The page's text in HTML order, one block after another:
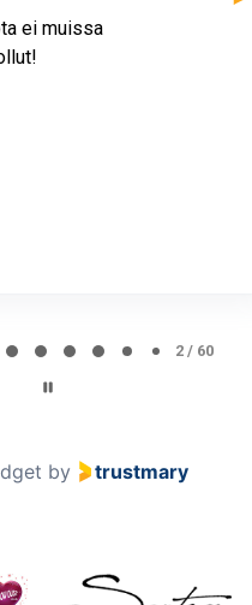
ei muissa
2 / 60
by trustmary